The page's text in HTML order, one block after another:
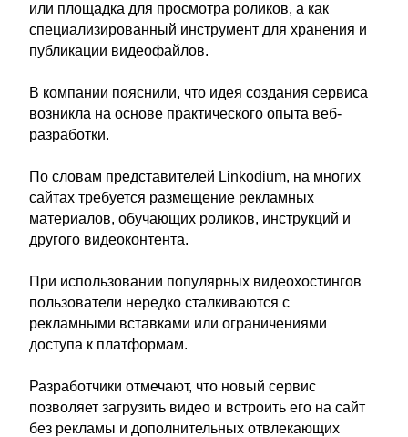
или площадка для просмотра роликов, а как
специализированный инструмент для хранения и
публикации видеофайлов.
В компании пояснили, что идея создания сервиса
возникла на основе практического опыта веб-
разработки.
По словам представителей Linkodium, на многих
сайтах требуется размещение рекламных
материалов, обучающих роликов, инструкций и
другого видеоконтента.
При использовании популярных видеохостингов
пользователи нередко сталкиваются с
рекламными вставками или ограничениями
доступа к платформам.
Разработчики отмечают, что новый сервис
позволяет загрузить видео и встроить его на сайт
без рекламы и дополнительных отвлекающих